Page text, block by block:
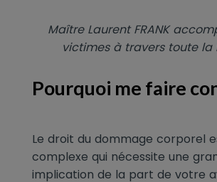
Maître Laurent FRANK
victimes à travers toute la
Pourquoi me faire
Le droit du dommage corporel
complexe qui nécessite une
implication de la part de votre